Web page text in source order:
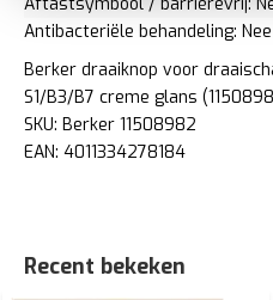
Antibacteriële behandeling: Nee
Berker draaiknop voor
S1/B3/B7 creme glans
SKU: Berker 11508982
EAN: 4011334278184
Recent bekeken